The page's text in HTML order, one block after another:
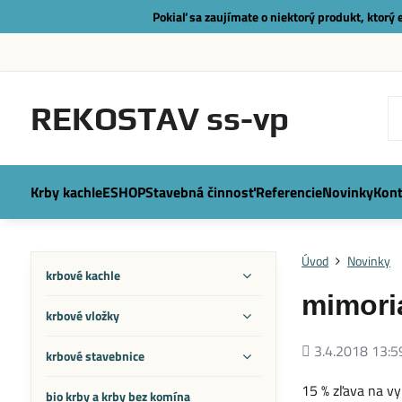
Pokiaľ sa zaujímate o niektorý produkt, ktorý
REKOSTAV ss-vp
Krby kachleESHOPStavebná činnosťReferencieNovinky
Úvod Novinky
Pridané
3.4.2018
15 % zľava na
krbové kachle
krbové vložky
krbové stavebnice
bio krby a krby bez komína